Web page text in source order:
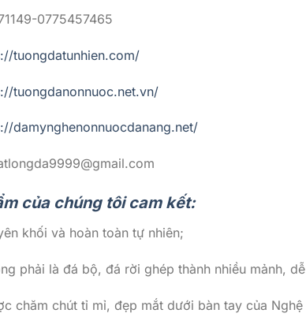
0775457465
tuongdatunhien.com/
tuongdanonnuoc.net.vn/
damynghenonnuocdanang.net/
của chúng tôi cam kết:
khối và hoàn toàn tự nhiên;
phải là đá bộ, đá rời ghép thành nhiều mảnh,
chăm chút tỉ mỉ, đẹp mắt dưới bàn tay của